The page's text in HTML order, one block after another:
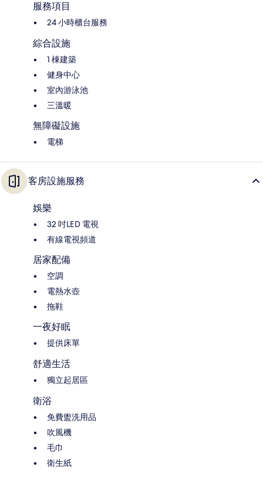
服務項目
24 小時櫃台服務
綜合設施
1 棟建築
健身中心
室內游泳池
三溫暖
無障礙設施
電梯
客房設施服務
娛樂
32 吋LED 電視
有線電視頻道
居家配備
空調
電熱水壺
拖鞋
一夜好眠
提供床單
舒適生活
獨立起居區
衛浴
免費盥洗用品
吹風機
毛巾
衛生紙